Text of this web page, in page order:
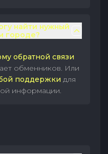
найти нужный
городе?
обратной связи
обменников. Или
поддержки для
информации.